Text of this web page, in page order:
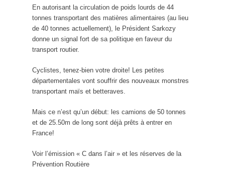
En autorisant la circulation de poids lourds de 44
tonnes transportant des matières alimentaires (au lieu
de 40 tonnes actuellement), le Président Sarkozy
donne un signal fort de sa politique en faveur du
transport routier.
Cyclistes, tenez-bien votre droite! Les petites
départementales vont souffrir des nouveaux monstres
transportant maïs et betteraves.
Mais ce n’est qu’un début: les camions de 50 tonnes
et de 25.50m de long sont déjà prêts à entrer en
France!
Voir l’émission « C dans l’air » et les réserves de la
Prévention Routière